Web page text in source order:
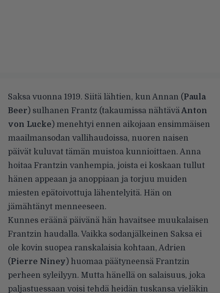
Saksa vuonna 1919. Siitä lähtien, kun Annan (Paula
Beer) sulhanen Frantz (takaumissa nähtävä Anton
von Lucke) menehtyi ennen aikojaan ensimmäisen
maailmansodan vallihaudoissa, nuoren naisen
päivät kuluvat tämän muistoa kunnioittaen. Anna
hoitaa Frantzin vanhempia, joista ei koskaan tullut
hänen appeaan ja anoppiaan ja torjuu muiden
miesten epätoivottuja lähentelyitä. Hän on
jämähtänyt menneeseen.
Kunnes eräänä päivänä hän havaitsee muukalaisen
Frantzin haudalla. Vaikka sodanjälkeinen Saksa ei
ole kovin suopea ranskalaisia kohtaan, Adrien
(Pierre Niney) huomaa päätyneensä Frantzin
perheen syleilyyn. Mutta hänellä on salaisuus, joka
paljastuessaan voisi tehdä heidän tuskansa vieläkin